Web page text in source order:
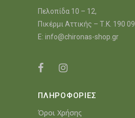
Πελοπίδα 10 – 12,
Πικέρμι Αττικής – Τ.Κ. 190 09
E: info@chironas-shop.gr
ΠΛΗΡΟΦΟΡΙΕΣ
Όροι Χρήσης